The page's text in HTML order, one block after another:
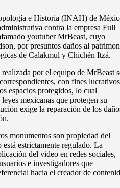
e Historia (INAH) de
contra la empresa Full
youtuber MrBeast, cuyo
por presuntos daños al
de Calakmul y Chichén Itzá.
por el equipo de MrBeast
con fines
espacios protegidos, lo cual
mexicanas que protegen su
exige la reparación de los
monumentos son propiedad del
estrictamente regulado. La
del video en redes sociales,
e investigadores que
hacia el creador de